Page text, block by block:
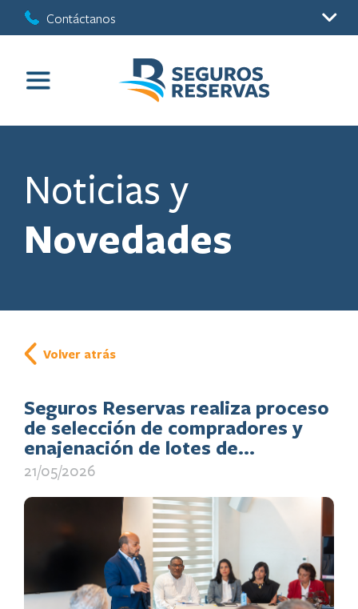
Contáctanos
Noticias y
Novedades
Volver atrás
Seguros Reservas realiza proceso
de selección de compradores y
enajenación de lotes de
salvamentos de vehículos
mediante altos estándares de
transparencia y control
institucional.
21/05/2026